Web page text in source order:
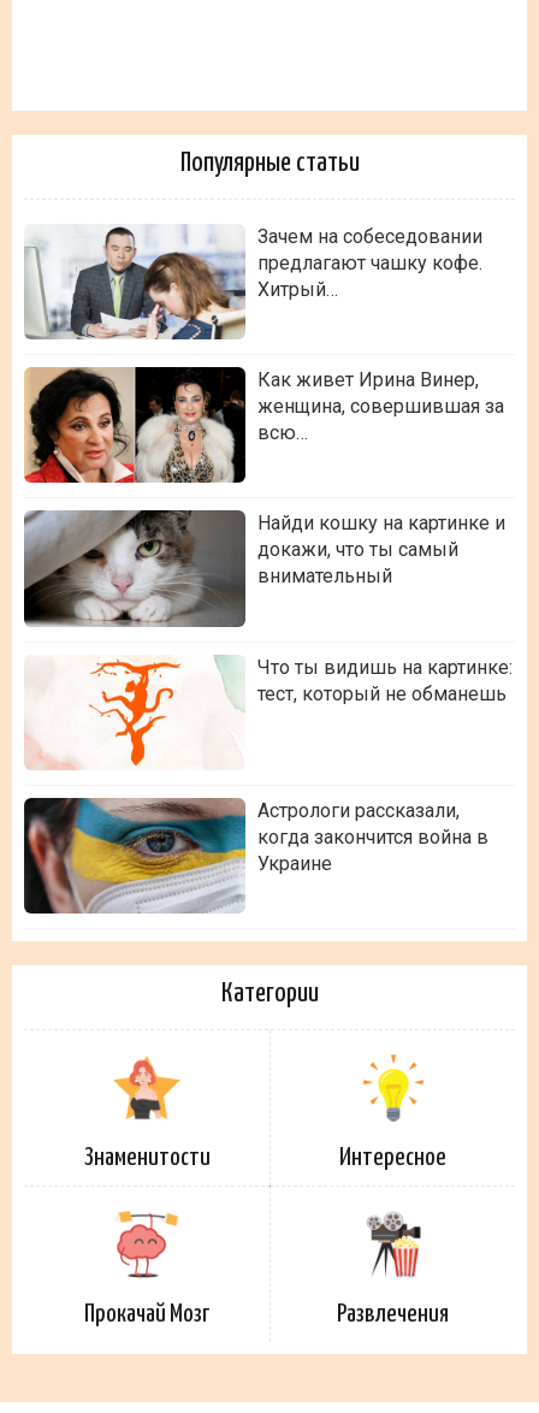
Популярные статьи
Зачем на собеседовании
предлагают чашку кофе.
Хитрый…
Как живет Ирина Винер,
женщина, совершившая за
всю…
Найди кошку на картинке и
докажи, что ты самый
внимательный
Что ты видишь на картинке:
тест, который не обманешь
Астрологи рассказали,
когда закончится война в
Украине
Категории
Знаменитости Интересное
Прокачай Мозг Развлечения